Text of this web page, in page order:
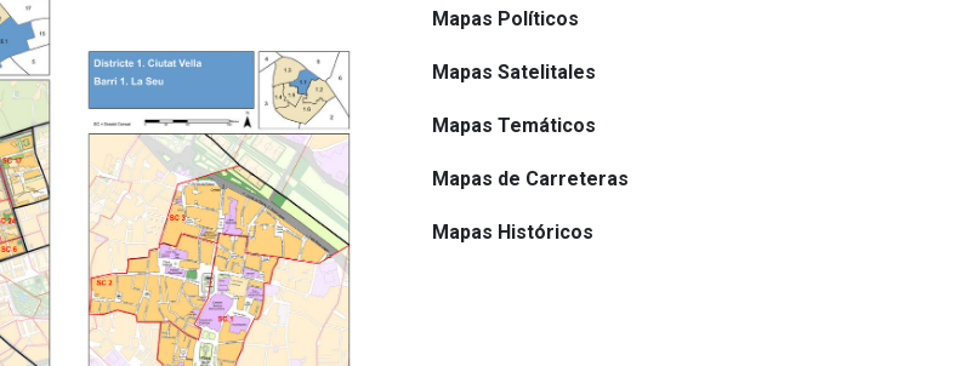
Mapas Políticos
Mapas Satelitales
Mapas Temáticos
Mapas de Carreteras
Mapas Históricos